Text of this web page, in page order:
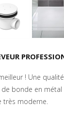
! Une
de bonde en
très moderne.